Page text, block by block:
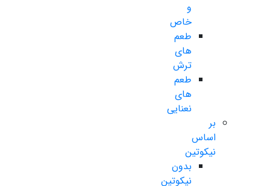
و
خاص
طعم
های
ترش
طعم
های
نعنایی
بر
اساس
نیکوتین
بدون
نیکوتین